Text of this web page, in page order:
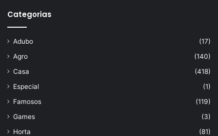
Categorias
Adubo
(17)
Agro
(140)
Casa
(418)
Especial
(1)
Famosos
(119)
Games
(3)
Horta
(81)